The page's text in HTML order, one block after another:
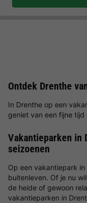
Ontdek Drenthe
In Drenthe op een
geniet van een fijne tijd
Vakantieparken in
seizoenen
Op een vakantiepark
buitenleven. Of je nu
de heide of gewoon
vakantieparken in